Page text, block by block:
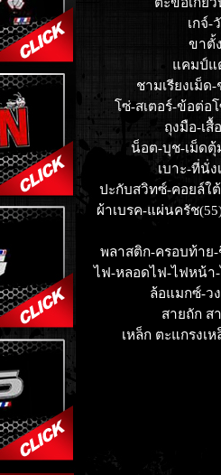
เกจ์-
ขาตั้
แคมป์แ
ชามเรียงเม็
โซ่-สเตอร์-ข้อต่อ
ถุงมือ-เสื้
น็อต-บุช-เม็ดตุ้
เบาะ-ที่นั่ง
ปะกับสวิทซ์-คอยล์ใต้
ผ้าเบรค-แผ่นครัช
พลาสติก-ครอบท้าย
ไฟ-หลอดไฟ-ไฟหน้า-
ล้อแมกซ์-ว
สายถัก ส
เหล็ก ตะแกรงเห